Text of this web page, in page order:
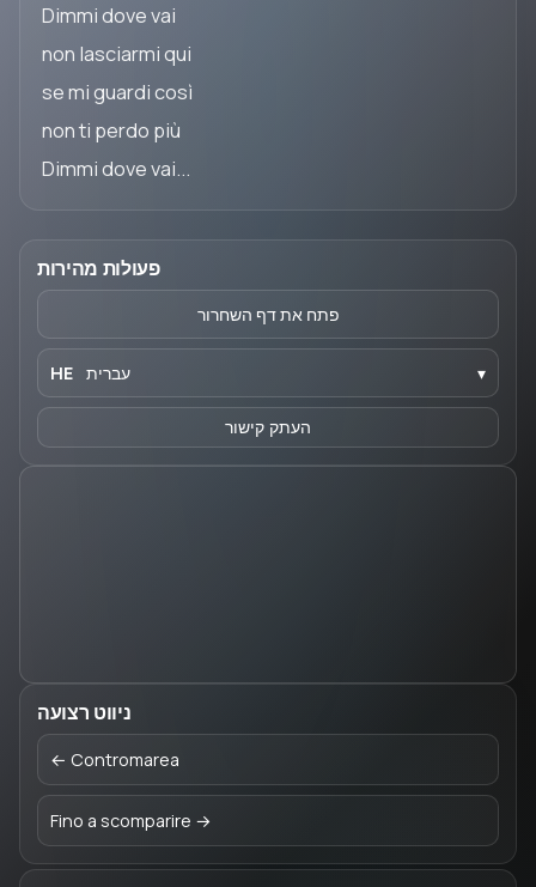
פעולות מהירות
פתח את דף השחרור
HE עברית ▾
העתק קישור
ניווט רצועה
← Contromarea
Fino a scomparire →
Dimmi dove vai
non lasciarmi qui
se mi guardi così
non ti perdo più
Dimmi dove vai...